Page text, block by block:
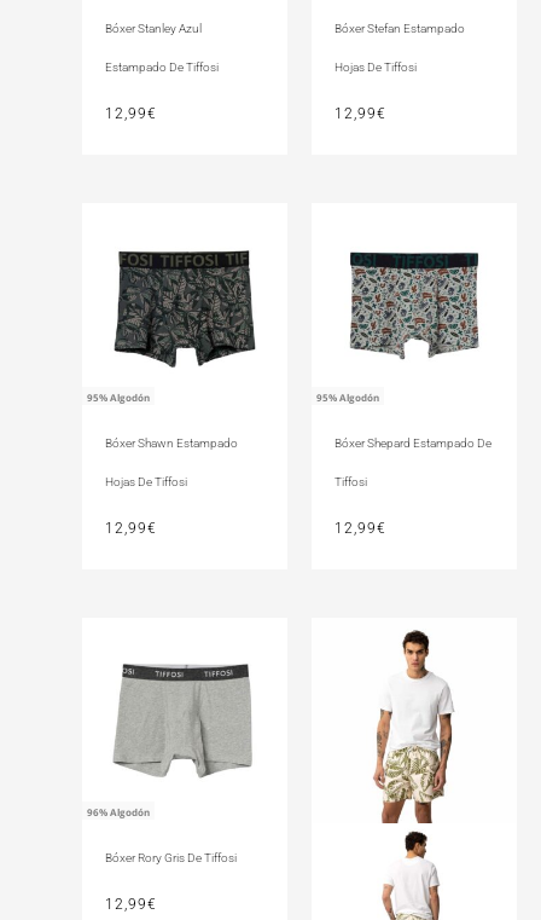
Bóxer Stanley Azul
Estampado De Tiffosi
12,99€
Bóxer Stefan Estampado
Hojas De Tiffosi
12,99€
95% Algodón
Bóxer Shawn Estampado
Hojas De Tiffosi
12,99€
95% Algodón
Bóxer Shepard Estampado De
Tiffosi
12,99€
96% Algodón
Bóxer Rory Gris De Tiffosi
12,99€